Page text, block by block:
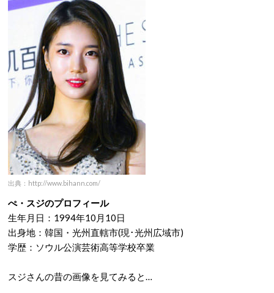
出典：http://www.bihann.com/
ぺ・スジのプロフィール
生年月日：1994年10月10日
出身地：韓国・光州直轄市(現･光州広域市)
学歴：ソウル公演芸術高等学校卒業
スジさんの昔の画像を見てみると…